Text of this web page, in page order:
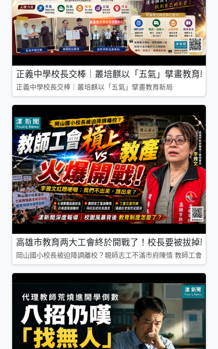
正義中學校長交棒｜叢培麒以「五氣」擘畫教育新局
正義中學校長交棒｜叢培麒以「五氣」擘畫教育新局
高雄市教育两大工會終於開戰了！校長要被拔掉親
岡山國小校長被迫降調離校？親師志工不滿市府陳情 教師工會槓